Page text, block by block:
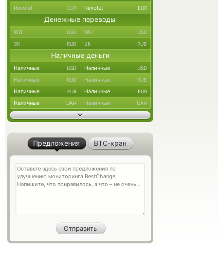
Revolut EUR Revolut EUR
Денежные переводы
WU USD WU USD
ЗК RUB ЗК RUB
Наличные деньги
Наличные USD Наличные USD
Наличные RUB Наличные RUB
Наличные EUR Наличные EUR
Наличные UAH Наличные UAH
Предложения BTC-кран